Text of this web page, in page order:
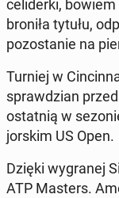
ce­li­der­ki,
broniła tytułu,
po­zo­sta­nie na
Turniej w
spraw­dzian
ostat­nią w
jor­skim US Open.
Dzięki wy­gra­nej
ATP Masters.